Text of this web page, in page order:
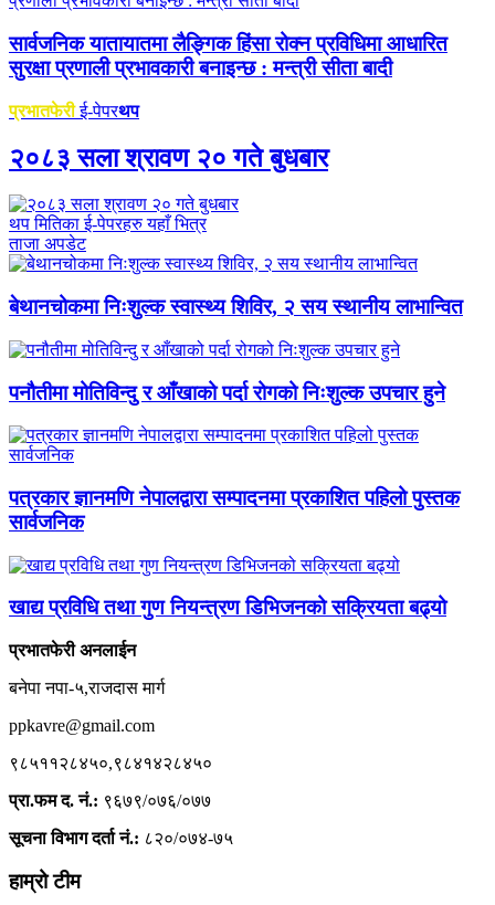
सार्वजनिक यातायातमा लैङ्गिक हिंसा रोक्न प्रविधिमा आधारित
सुरक्षा प्रणाली प्रभावकारी बनाइन्छ : मन्त्री सीता बादी
प्रभातफेरीई-पेपरथप
२०८३ सला श्रावण २० गते बुधबार
थप मितिका ई-पेपरहरु यहाँ भित्र
ताजा अपडेट
बेथानचोकमा निःशुल्क स्वास्थ्य शिविर, २ सय स्थानीय लाभान्वित
पनौतीमा मोतिविन्दु र आँखाको पर्दा रोगको निःशुल्क उपचार हुने
पत्रकार ज्ञानमणि नेपालद्वारा सम्पादनमा प्रकाशित पहिलो पुस्तक
सार्वजनिक
खाद्य प्रविधि तथा गुण नियन्त्रण डिभिजनको सक्रियता बढ्यो
प्रभातफेरी अनलाईन
बनेपा नपा-५,राजदास मार्ग
ppkavre@gmail.com
९८५११२८४५०,९८४१४२८४५०
प्रा.फम द. नं.: ९६७९/०७६/०७७
सूचना विभाग दर्ता नं.: ८२०/०७४-७५
हाम्रो टीम